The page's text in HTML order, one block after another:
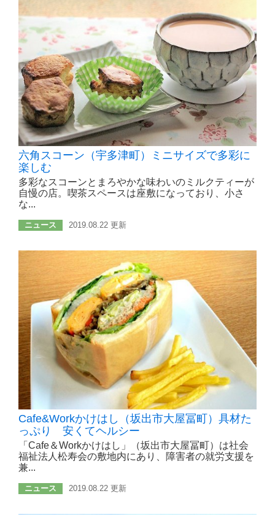
六角スコーン（宇多津町）ミニサイズで多彩に
楽しむ
多彩なスコーンとまろやかな味わいのミルクティーが
自慢の店。喫茶スペースは座敷になっており、小さ
な...
ニュース 2019.08.22 更新
Cafe&Workかけはし（坂出市大屋冨町）具材た
っぷり 安くてヘルシー
「Cafe＆Workかけはし」（坂出市大屋冨町）は社会
福祉法人松寿会の敷地内にあり、障害者の就労支援を
兼...
ニュース 2019.08.22 更新